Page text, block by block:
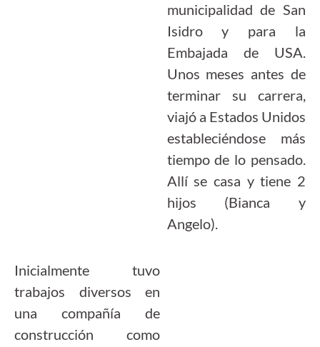
municipalidad de San
Isidro y para la
Embajada de USA.
Unos meses antes de
terminar su carrera,
viajó a Estados Unidos
estableciéndose más
tiempo de lo pensado.
Allí se casa y tiene 2
hijos (Bianca y
Angelo).
Inicialmente tuvo
trabajos diversos en
una compañía de
construcción como